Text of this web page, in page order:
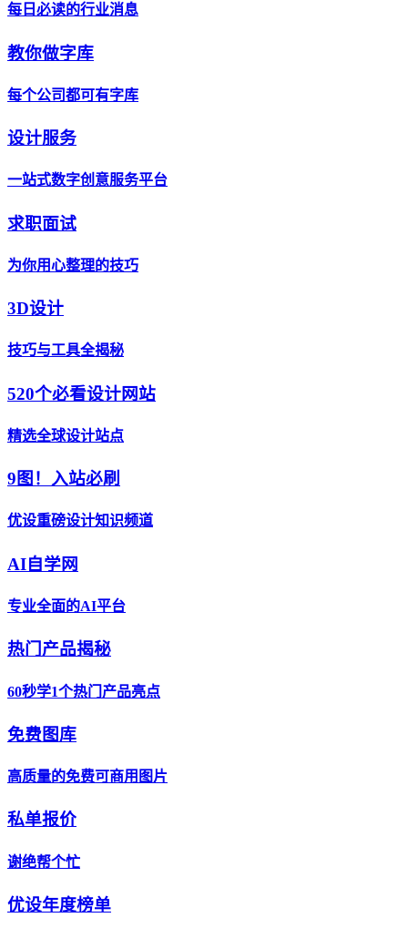
每日必读的行业消息
教你做字库
每个公司都可有字库
设计服务
一站式数字创意服务平台
求职面试
为你用心整理的技巧
3D设计
技巧与工具全揭秘
520个必看设计网站
精选全球设计站点
9图！入站必刷
优设重磅设计知识频道
AI自学网
专业全面的AI平台
热门产品揭秘
60秒学1个热门产品亮点
免费图库
高质量的免费可商用图片
私单报价
谢绝帮个忙
优设年度榜单